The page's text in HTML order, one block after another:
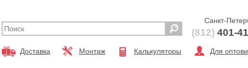
Доставка Монтаж Калькуляторы Для
Санкт-
(812) 401-